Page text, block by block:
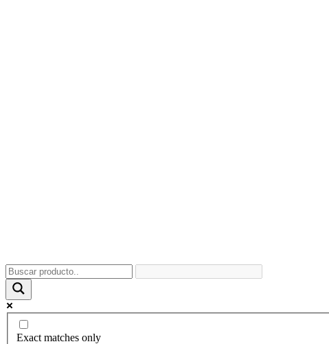
Exact matches only